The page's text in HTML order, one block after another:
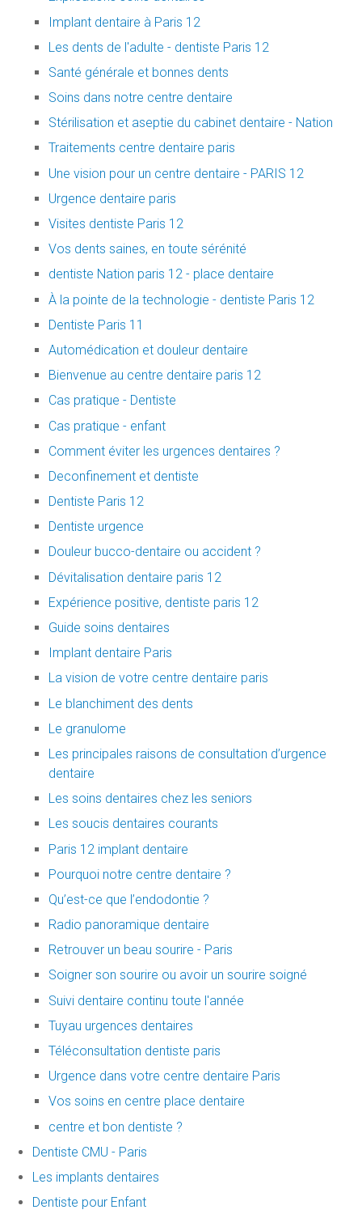
Implant dentaire à Paris 12
Les dents de l'adulte - dentiste Paris 12
Santé générale et bonnes dents
Soins dans notre centre dentaire
Stérilisation et aseptie du cabinet dentaire - Nation
Traitements centre dentaire paris
Une vision pour un centre dentaire - PARIS 12
Urgence dentaire paris
Visites dentiste Paris 12
Vos dents saines, en toute sérénité
dentiste Nation paris 12 - place dentaire
À la pointe de la technologie - dentiste Paris 12
Dentiste Paris 11
Automédication et douleur dentaire
Bienvenue au centre dentaire paris 12
Cas pratique - Dentiste
Cas pratique - enfant
Comment éviter les urgences dentaires ?
Deconfinement et dentiste
Dentiste Paris 12
Dentiste urgence
Douleur bucco-dentaire ou accident ?
Dévitalisation dentaire paris 12
Expérience positive, dentiste paris 12
Guide soins dentaires
Implant dentaire Paris
La vision de votre centre dentaire paris
Le blanchiment des dents
Le granulome
Les principales raisons de consultation d’urgence
dentaire
Les soins dentaires chez les seniors
Les soucis dentaires courants
Paris 12 implant dentaire
Pourquoi notre centre dentaire ?
Qu’est-ce que l’endodontie ?
Radio panoramique dentaire
Retrouver un beau sourire - Paris
Soigner son sourire ou avoir un sourire soigné
Suivi dentaire continu toute l'année
Tuyau urgences dentaires
Téléconsultation dentiste paris
Urgence dans votre centre dentaire Paris
Vos soins en centre place dentaire
centre et bon dentiste ?
Dentiste CMU - Paris
Les implants dentaires
Dentiste pour Enfant